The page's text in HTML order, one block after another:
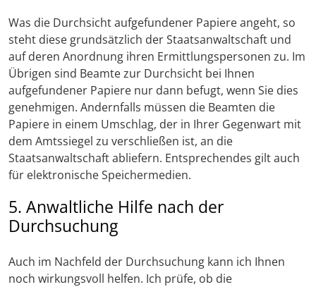
Was die Durchsicht aufgefundener Papiere angeht, so
steht diese grundsätzlich der Staatsanwaltschaft und
auf deren Anordnung ihren Ermittlungspersonen zu. Im
Übrigen sind Beamte zur Durchsicht bei Ihnen
aufgefundener Papiere nur dann befugt, wenn Sie dies
genehmigen. Andernfalls müssen die Beamten die
Papiere in einem Umschlag, der in Ihrer Gegenwart mit
dem Amtssiegel zu verschließen ist, an die
Staatsanwaltschaft abliefern. Entsprechendes gilt auch
für elektronische Speichermedien.
5. Anwaltliche Hilfe nach der
Durchsuchung
Auch im Nachfeld der Durchsuchung kann ich Ihnen
noch wirkungsvoll helfen. Ich prüfe, ob die